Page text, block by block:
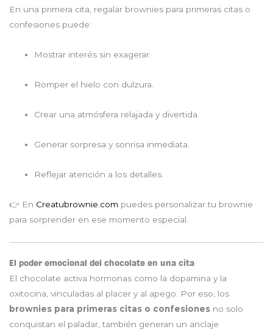
En una primera cita, regalar brownies para primeras citas o
confesiones puede:
Mostrar interés sin exagerar.
Romper el hielo con dulzura.
Crear una atmósfera relajada y divertida.
Generar sorpresa y sonrisa inmediata.
Reflejar atención a los detalles.
👉 En Creatubrownie.com puedes personalizar tu brownie
para sorprender en ese momento especial.
El poder emocional del chocolate en una cita
El chocolate activa hormonas como la dopamina y la
oxitocina, vinculadas al placer y al apego. Por eso, los
brownies para primeras citas o confesiones no solo
conquistan el paladar, también generan un anclaje